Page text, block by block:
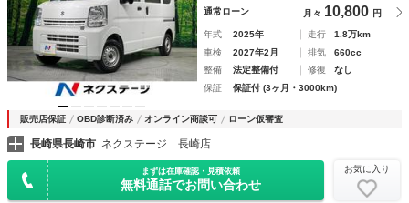
通常ローン 月々 10,800 円
年式 2025年 走行
1.8万km
車検
2027年2月 排気
660cc
整備
法定整備付 修復
なし
保証
保証付 (3ヶ月・3000km)
販売店保証 OBD診断済み オンライン商談可 ローン仮審査
長崎県長崎市 ネクステージ 長崎店
まずは在庫確認・見積依頼
無料通話でお問い合わせ
お気に入り